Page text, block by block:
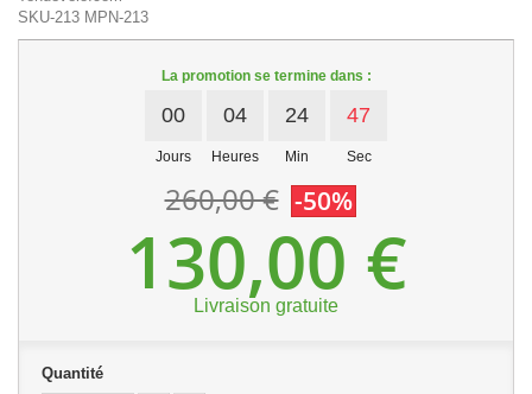
SKU-213 MPN-213
La promotion se termine dans :
00
Jours
04
Heures
24
Min
47
Sec
260,00 € -50%
130,00 €
Livraison gratuite
Quantité